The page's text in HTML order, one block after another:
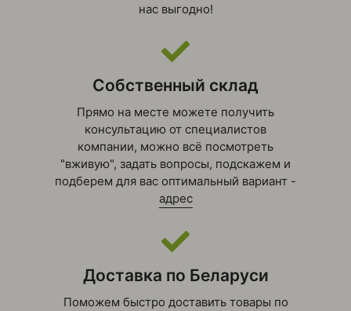
нас выгодно!
Собственный склад
Прямо на месте можете получить
консультацию от специалистов
компании, можно всё посмотреть
"вживую", задать вопросы, подскажем и
подберем для вас оптимальный вариант -
адрес
Доставка по Беларуси
Поможем быстро доставить товары по